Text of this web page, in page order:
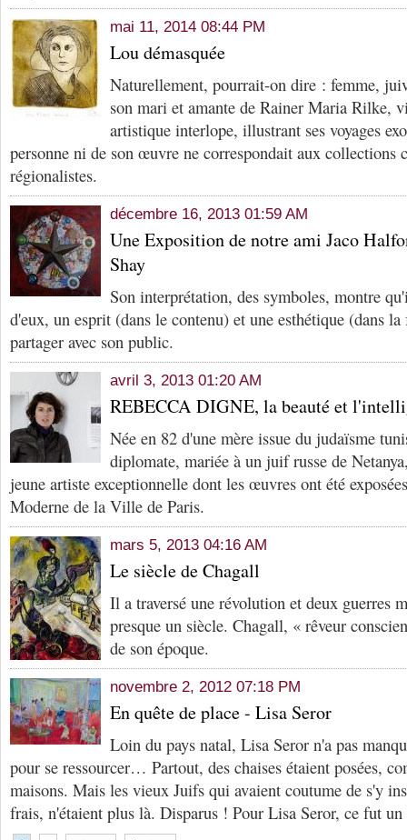
mai 11, 2014 08:44 PM
Lou démasquée
Naturellement, pourrait-on dire : femme,
son mari et amante de Rainer Maria Rilke,
artistique interlope, illustrant ses voyages
personne ni de son œuvre ne correspondait aux collections
régionalistes.
décembre 16, 2013 01:59 AM
Une Exposition de notre ami Jaco
Shay
Son interprétation, des symboles, montre
d'eux, un esprit (dans le contenu) et une esthétique (dans
partager avec son public.
avril 3, 2013 01:20 AM
REBECCA DIGNE, la beauté et
Née en 82 d'une mère issue du judaïsme
diplomate, mariée à un juif russe de
jeune artiste exceptionnelle dont les œuvres ont été
Moderne de la Ville de Paris.
mars 5, 2013 04:16 AM
Le siècle de Chagall
Il a traversé une révolution et deux guerres
presque un siècle. Chagall, « rêveur
de son époque.
novembre 2, 2012 07:18 PM
En quête de place - Lisa Seror
Loin du pays natal, Lisa Seror n'a pas
pour se ressourcer… Partout, des chaises étaient posées,
maisons. Mais les vieux Juifs qui avaient coutume de s'y
frais, n'étaient plus là. Disparus ! Pour Lisa Seror, ce fut un